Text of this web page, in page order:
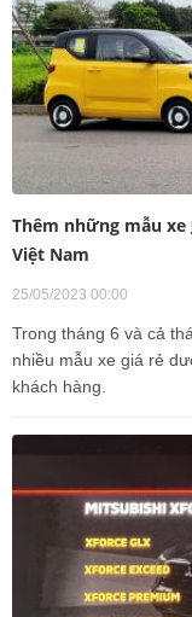
Thêm những mẫu
Việt Nam
25/05/2023 00:00
Trong tháng 6 và cả
nhiều mẫu xe giá rẻ
khách hàng.